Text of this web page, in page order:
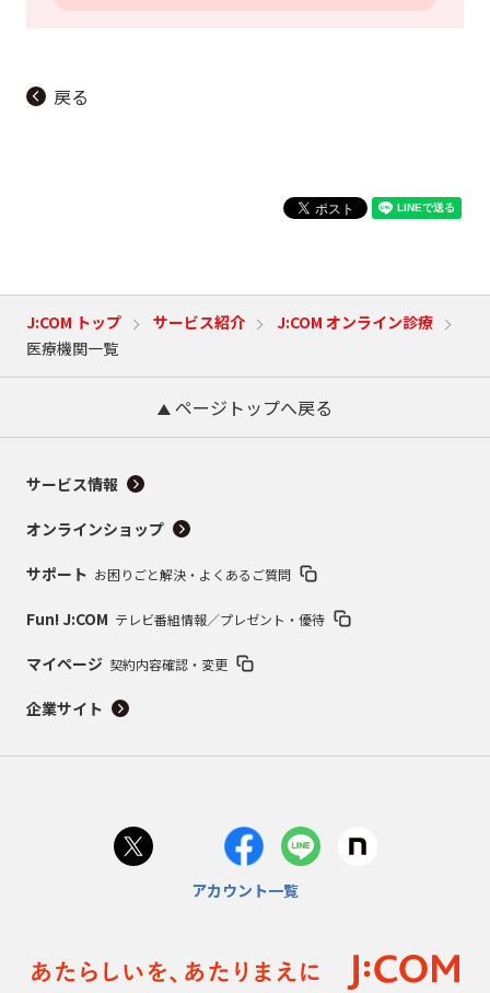
戻る
J:COM トップ サービス紹介
J:COM オンライン診療
医療機関一覧
ページトップへ戻る
サービス情報
オンラインショップ
サポート お困りごと解決・よくあるご質問
Fun! J:COM テレビ番組情報／プレゼント・優待
マイページ 契約内容確認・変更
企業サイト
アカウント一覧